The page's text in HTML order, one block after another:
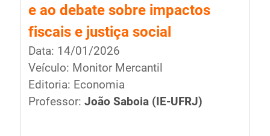
e ao debate sobre impactos
fiscais e justiça social
Data: 14/01/2026
Veículo: Monitor Mercantil
Editoria: Economia
Professor: João Saboia(IE-UFRJ)